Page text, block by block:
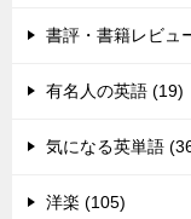
書評・書籍レビュ
有名人の英語 (19)
気になる英単語
洋楽 (105)